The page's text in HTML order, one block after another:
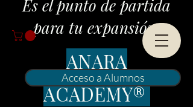
Acceso a Alumnos
Es el punto de partida
para tu expansión.
ANARA
ACADEMY®